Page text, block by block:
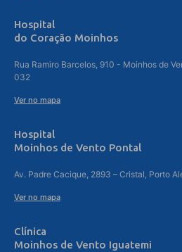
Hospital
do Coração Moinhos
Rua Ramiro Barcelos, 910 - Moinhos de
032
Ver no mapa
Hospital
Moinhos de Vento Pontal
Av. Padre Cacique, 2893 – Cristal, Porto
Ver no mapa
Clínica
Moinhos de Vento Iguatemi